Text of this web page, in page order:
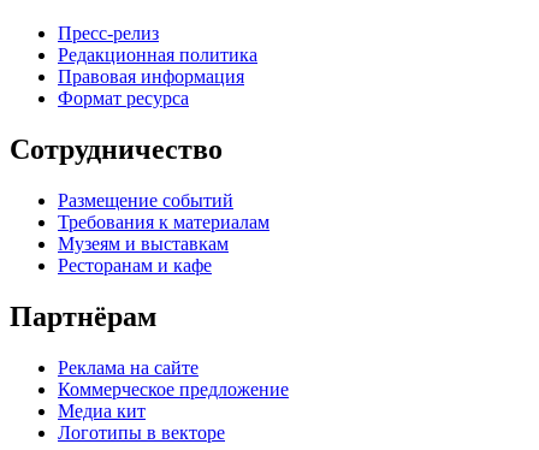
Пресс-релиз
Редакционная политика
Правовая информация
Формат ресурса
Сотрудничество
Размещение событий
Требования к материалам
Музеям и выставкам
Ресторанам и кафе
Партнёрам
Реклама на сайте
Коммерческое предложение
Медиа кит
Логотипы в векторе